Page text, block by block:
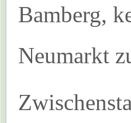
Bamberg,
Neumarkt